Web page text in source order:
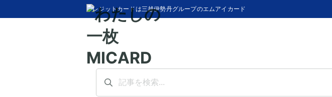
クレジットカードは三越伊勢丹グループのエムアイカード